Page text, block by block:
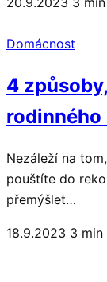
Domácnost
4
rodinného
Nezáleží na
pouštíte do
přemýšlet…
18.9.2023 3 min